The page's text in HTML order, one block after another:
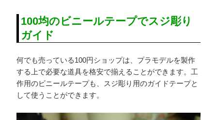
100均のビニールテープでスジ彫り
ガイド
何でも売っている100円ショップは、プラモデルを製作
する上で必要な道具を格安で揃えることができます。工
作用のビニールテープも、スジ彫り用のガイドテープと
して使うことができます。